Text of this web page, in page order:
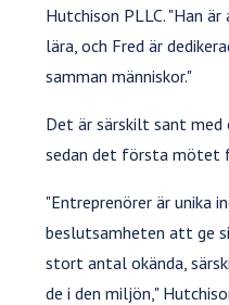
Hutchison PLLC. "Han
lära, och Fred är
samman människor."
Det är särskilt sant med
sedan det första mötet
"Entreprenörer är unika
beslutsamheten att ge
stort antal okända,
de i den miljön,"